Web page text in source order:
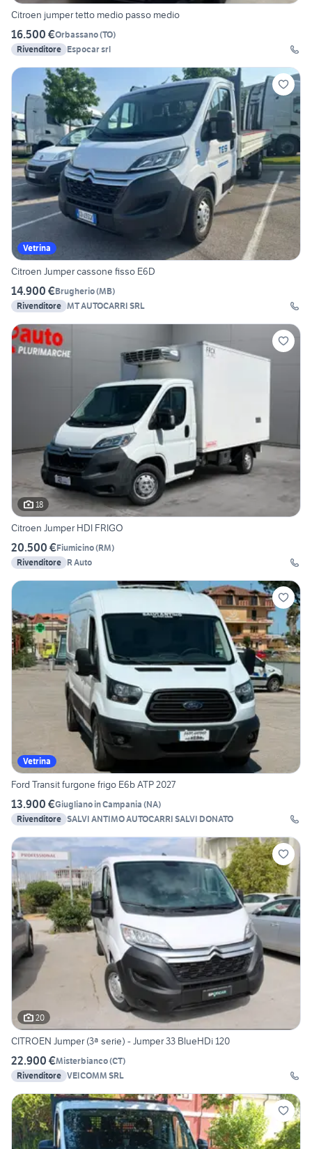
Citroen jumper tetto medio passo medio
16.500 €Orbassano(TO)
Rivenditore Espocar srl
Vetrina
Citroen Jumper cassone fisso E6D
14.900 €Brugherio(MB)
Rivenditore MT AUTOCARRI SRL
18
Citroen Jumper HDI FRIGO
20.500 €Fiumicino(RM)
Rivenditore R Auto
Vetrina
Ford Transit furgone frigo E6b ATP 2027
13.900 €Giugliano in Campania (NA)
Rivenditore SALVI ANTIMO AUTOCARRI SALVI DONATO
20
CITROEN Jumper (3ª serie) - Jumper 33 BlueHDi 120
22.900 €Misterbianco(CT)
Rivenditore VEICOMM SRL